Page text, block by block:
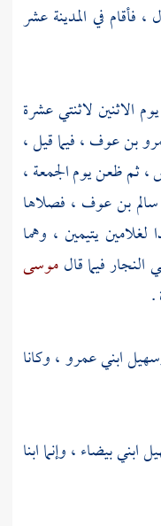
فأقام في المدينةعشر
الاثنين لاثنتي عشرة
بن عوف ،فيما قيل ،
، ثم ظعن يوم الجمعة ،
بن عوف ، فصلاها
يتيمين ، وهما
النجارفيما قالموسى
.
ابني عمرو ،وكانا
ابني بيضاء ، وإنما ابنا